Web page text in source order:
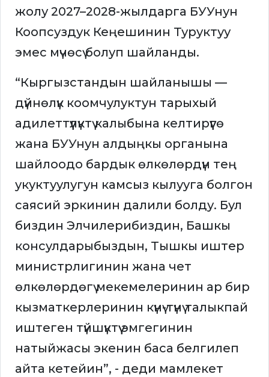
жолу 2027–2028-жылдарга БУУнун
Коопсуздук Кеңешинин Туруктуу
эмес мүчөсү болуп шайланды.
“Кыргызстандын шайланышы —
дүйнөлүк коомчулуктун тарыхый
адилеттүүлүктү калыбына келтирүүгө
жана БУУнун алдыңкы органына
шайлоодо бардык өлкөлөрдүн тең
укуктуулугун камсыз кылууга болгон
саясий эркинин далили болду. Бул
биздин Элчилерибиздин, Башкы
консулдарыбыздын, Тышкы иштер
министрлигинин жана чет
өлкөлөрдөгү мекемелеринин ар бир
кызматкерлеринин күнү-түнү талыкпай
иштеген түйшүктүү эмгегинин
натыйжасы экенин баса белгилеп
айта кетейин”, - деди мамлекет